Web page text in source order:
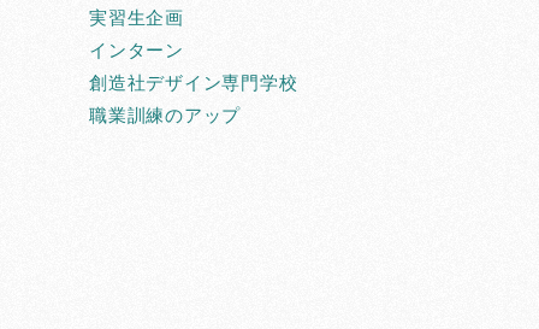
実習生企画
インターン
創造社デザイン専門学校
職業訓練のアップ